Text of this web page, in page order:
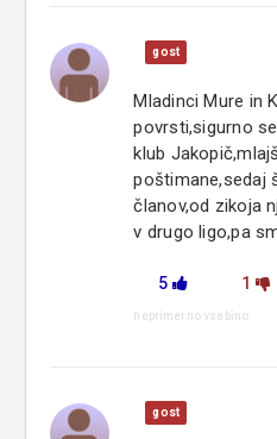
gost
Mladinci Mure in
povrsti,sigurno
klub
poštimane,sedaj
članov,od zikoja
v drugo ligo,pa
5 1
neprimerno vsebino
gost